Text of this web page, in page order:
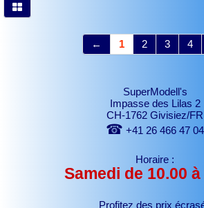
← 1 2 3 4
SuperModell's
Impasse des Lilas 2
CH-1762 Givisiez/FR
☎ +41 26 466 47 04
Horaire :
Samedi de 10.00
Profitez des prix